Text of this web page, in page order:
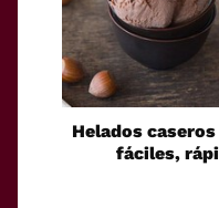
Helados
fáciles,